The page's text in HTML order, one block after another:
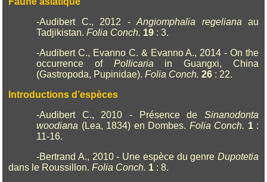
-Audibert C., 2012 -Angiomphalia regeliana au
Tadjikistan.Folia Conch. 19 : 3.
-Audibert C., Evanno C. & Evanno A., 2014 - On the
occurrence of Pollicaria in Guangxi, China
(Gastropoda, Pupinidae). Folia Conch. 26 : 22.
Introductions d’espèces
-Audibert C., 2010 - Présence de Sinanodonta
woodiana (Lea, 1834) en Dombes. Folia Conch. 1:
11-16.
-Bertrand A., 2010 - Une espèce du genre Dupotetia
dans le Roussillon. Folia Conch. 1 : 8.